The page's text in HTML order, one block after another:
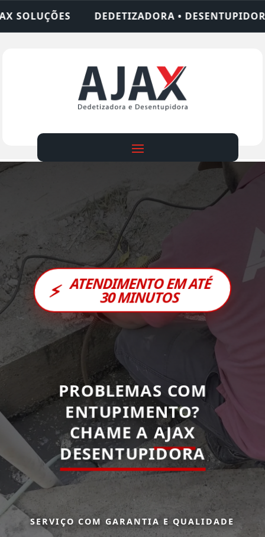
• DESENTUPIDORA • LIMPEZA DE
⚡ ATENDIMENTO EM ATÉ
30 MINUTOS
PROBLEMAS COM
ENTUPIMENTO?
CHAME A AJAX
DESENTUPIDORA
SERVIÇO COM GARANTIA E QUALIDADE